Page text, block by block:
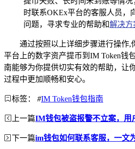
时联系OKEx平台的客服人员，
问题，寻求专业的帮助和解决方
通过按照以上详细步骤进行操作,
平台上的数字资产提币到IM Token钱
南能够为你提供切实有效的帮助，让
过程中更加顺畅和安心。
标签： #IM Token钱包指南
上一篇IM钱包被盗报警不立案，用
下一篇im钱包如何联系客服，一文